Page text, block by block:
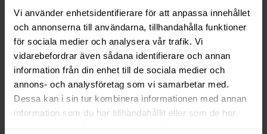
Vi använder enhetsidentifierare för att anpassa innehållet
och annonserna till användarna, tillhandahålla funktioner
för sociala medier och analysera vår trafik. Vi
vidarebefordrar även sådana identifierare och annan
information från din enhet till de sociala medier och
annons- och analysföretag som vi samarbetar med.
Dessa kan i sin tur kombinera informationen med annan
information som du har tillhandahållit eller som de har
Ett ökat antal digitala medarbetare innebär inte
att mänskligt arbete försvinner – men det
omformar arbetet. I takt med att rutinuppgifter
automatiseras förskjuts människors roller mot
kreativitet, beslutsfattande och mänsklig
interaktion. Organisationer måste också
bestämma hur de ska använda den nya